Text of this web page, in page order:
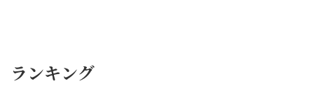
ランキング